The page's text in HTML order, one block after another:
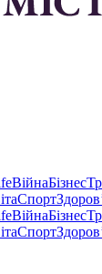
ВійнаБізнес
Спорт
ВійнаБізнес
Спорт